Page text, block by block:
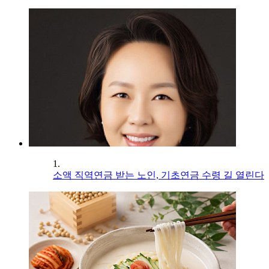
1.
소액 직역연금 받는 노인, 기초연금 수령 길 열린다